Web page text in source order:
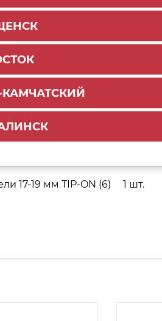
17-19 мм TIP-ON (6) 1 шт.